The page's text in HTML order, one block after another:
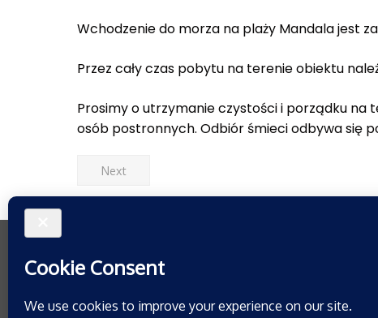
Wchodzenie do morza na plaży Mandala jest
Przez cały czas pobytu na terenie obiektu
Prosimy o utrzymanie czystości i porządku na
osób postronnych. Odbiór śmieci odbywa się
Next